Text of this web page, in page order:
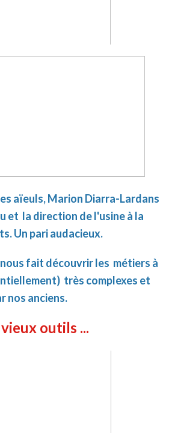
aïeuls, Marion Diarra-Lardans
et la direction de l'usine à la
Un pari audacieux.
fait découvrir les métiers à
très complexes et
nos anciens.
outils ...